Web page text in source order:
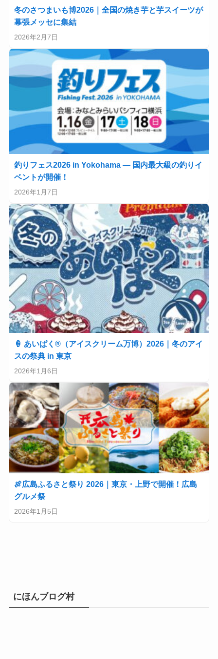
冬のさつまいも博2026｜全国の焼き芋と芋スイーツが
幕張メッセに集結
2026年2月7日
釣りフェス2026 in Yokohama — 国内最大級の釣りイ
ベントが開催！
2026年1月7日
🍦 あいぱく®（アイスクリーム万博）2026｜冬のアイ
スの祭典 in 東京
2026年1月6日
🍖広島ふるさと祭り 2026｜東京・上野で開催！広島
グルメ祭
2026年1月5日
にほんブログ村